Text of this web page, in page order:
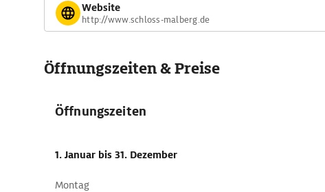
Website
http://www.schloss-malberg.de
Öffnungszeiten & Preise
Öffnungszeiten
1. Januar bis 31. Dezember
Montag